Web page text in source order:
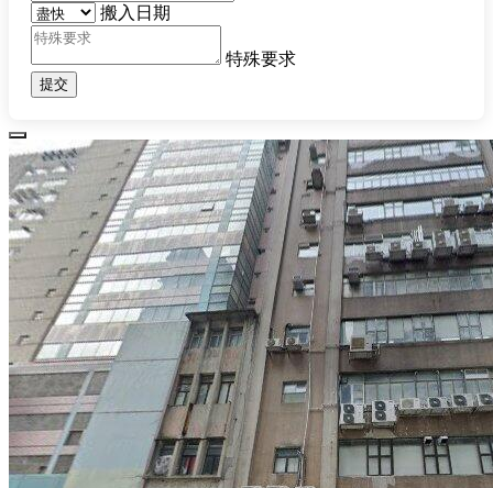
搬入日期
特殊要求
提交